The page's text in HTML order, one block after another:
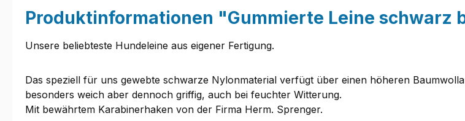
Produktinformationen "Gummierte Leine schwarz
Unsere beliebteste Hundeleine aus eigener Fertigung.
Das speziell für uns gewebte schwarze Nylonmaterial verfügt über einen höheren
besonders weich aber dennoch griffig, auch bei feuchter Witterung.
Mit bewährtem Karabinerhaken von der Firma Herm. Sprenger.